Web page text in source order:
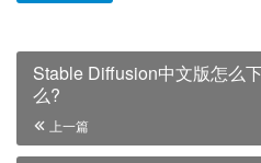
Stable Diffusion中文版怎么
么?
上一篇